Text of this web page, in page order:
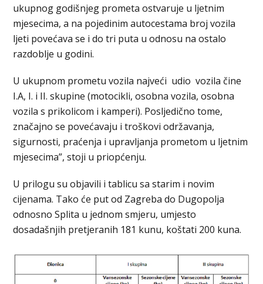
ukupnog godišnjeg prometa ostvaruje u ljetnim
mjesecima, a na pojedinim autocestama broj vozila
ljeti povećava se i do tri puta u odnosu na ostalo
razdoblje u godini.
U ukupnom prometu vozila najveći udio vozila čine
I.A, I. i II. skupine (motocikli, osobna vozila, osobna
vozila s prikolicom i kamperi). Posljedično tome,
značajno se povećavaju i troškovi održavanja,
sigurnosti, praćenja i upravljanja prometom u ljetnim
mjesecima”, stoji u priopćenju.
U prilogu su objavili i tablicu sa starim i novim
cijenama. Tako će put od Zagreba do Dugopolja
odnosno Splita u jednom smjeru, umjesto
dosadašnjih pretjeranih 181 kunu, koštati 200 kuna.